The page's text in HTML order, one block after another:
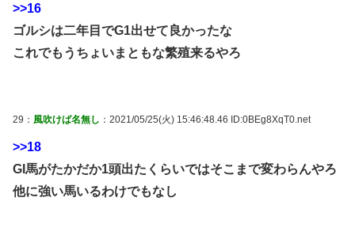
>>16
ゴルシは二年目でG1出せて良かったな
これでもうちょいまともな繁殖来るやろ
29： 風吹けば名無し ：2021/05/25(火) 15:46:48.46 ID:0BEg8XqT0.net
>>18
GI馬がたかだか1頭出たくらいではそこまで変わらんやろ
他に強い馬いるわけでもなし